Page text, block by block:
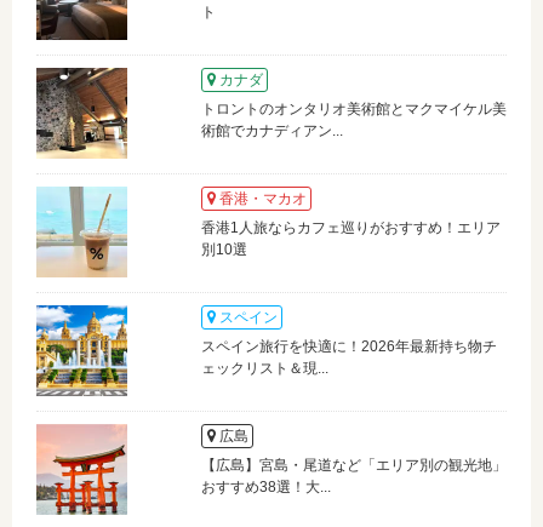
ト
カナダ
トロントのオンタリオ美術館とマクマイケル美
術館でカナディアン...
香港・マカオ
香港1人旅ならカフェ巡りがおすすめ！エリア
別10選
スペイン
スペイン旅行を快適に！2026年最新持ち物チ
ェックリスト＆現...
広島
【広島】宮島・尾道など「エリア別の観光地」
おすすめ38選！大...